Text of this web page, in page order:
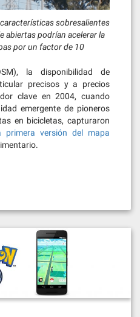
sobresalientes
abiertas podrían acelerar la
por un factor de 10
la disponibilidad de
precisos y a precios
clave en 2004, cuando
emergente de pioneros
en bicicletas, capturaron
primera versión del mapa